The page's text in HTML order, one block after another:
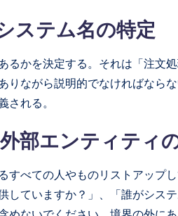
ステム名の特定
るかを決定する。それは「注文
りながら説明的でなければなら
される。
部エンティティ
すべての人やものリストアップ
していますか？」、「誰がシス